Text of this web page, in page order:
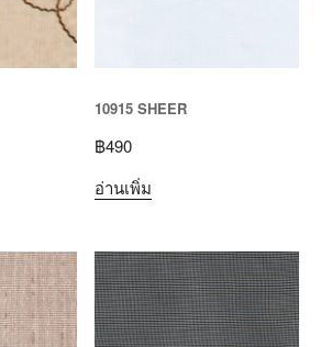
10915 SHEER
฿490
อ่านเพิ่ม